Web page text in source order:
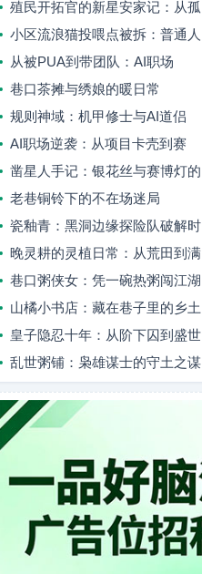
殖民开拓官的新星安家记：从孤
小区流浪猫投喂点被拆：普通人
从被PUA到带团队：AI职场
巷口茶摊与绣娘的暖日常
规则神域：机甲修士与AI道侣
AI职场逆袭：从项目卡壳到赛
凿星人手记：银花丝与赛博灯的
老巷铜铃下的不在场迷局
瓷釉青：黑洞边缘探险队破解时
晚灵耕的灵植日常：从荒田到满
巷口粥侠女：凭一碗热粥闯江湖
山橘小书店：藏在巷子里的乡土
皇子隐忍十年：从阶下囚到盛世
乱世粥铺：枭雄谋士的守土之谋